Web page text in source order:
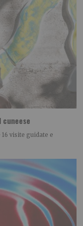
visite guidate e